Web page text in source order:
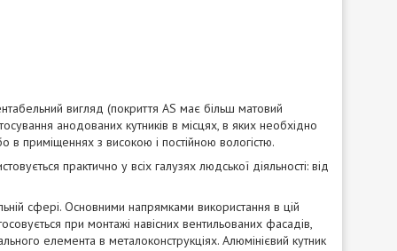
вигляд (покриття AS має більш матовий
анодованих кутників в місцях, в яких необхідно
приміщеннях з високою і постійною вологістю.
практично у всіх галузях людської діяльності: від
сфері. Основними напрямками використання в цій
при монтажі навісних вентильованих фасадів,
елемента в металоконструкціях. Алюмінієвий кутник